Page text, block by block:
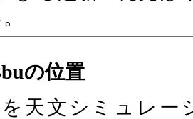
の位置
天文シミュレー